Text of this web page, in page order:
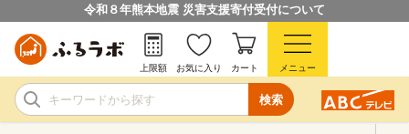
令和８年熊本地震 災害支援寄付受付について
検索
上限額 お気に入り カート メニュー